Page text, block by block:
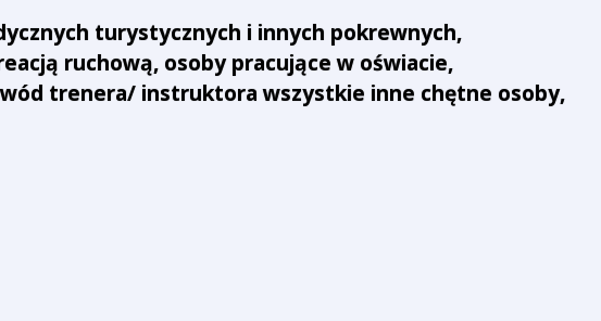
turystycznych i innych pokrewnych,
ruchową, osoby pracujące w oświacie,
trenera/ instruktora wszystkie inne chętne osoby,